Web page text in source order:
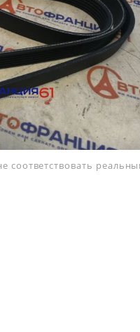
соответствовать